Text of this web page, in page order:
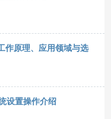
作原理、应用领域与选
设置操作介绍